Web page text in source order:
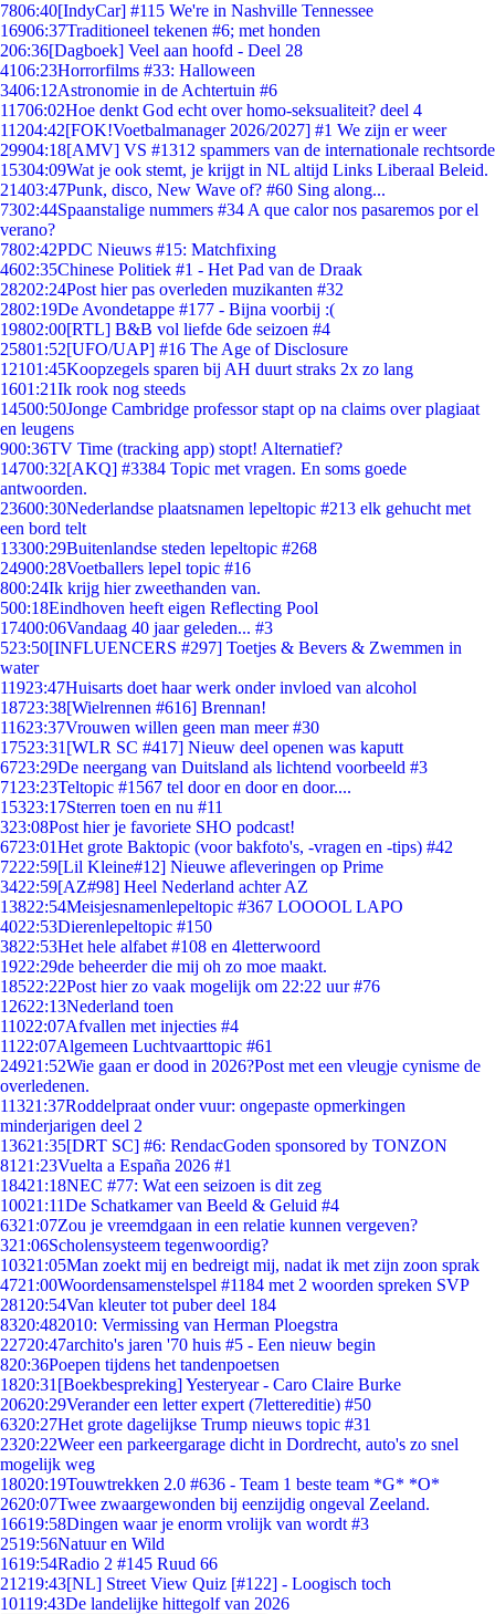
7806:40[IndyCar] #115 We're in Nashville Tennessee
16906:37Traditioneel tekenen #6; met honden
206:36[Dagboek] Veel aan hoofd - Deel 28
4106:23Horrorfilms #33: Halloween
3406:12Astronomie in de Achtertuin #6
11706:02Hoe denkt God echt over homo-seksualiteit? deel 4
11204:42[FOK!Voetbalmanager 2026/2027] #1 We zijn er weer
29904:18[AMV] VS #1312 spammers van de internationale rechtsorde
15304:09Wat je ook stemt, je krijgt in NL altijd Links Liberaal Beleid.
21403:47Punk, disco, New Wave of? #60 Sing along...
7302:44Spaanstalige nummers #34 A que calor nos pasaremos por el
verano?
7802:42PDC Nieuws #15: Matchfixing
4602:35Chinese Politiek #1 - Het Pad van de Draak
28202:24Post hier pas overleden muzikanten #32
2802:19De Avondetappe #177 - Bijna voorbij :(
19802:00[RTL] B&B vol liefde 6de seizoen #4
25801:52[UFO/UAP] #16 The Age of Disclosure
12101:45Koopzegels sparen bij AH duurt straks 2x zo lang
1601:21Ik rook nog steeds
14500:50Jonge Cambridge professor stapt op na claims over plagiaat
en leugens
900:36TV Time (tracking app) stopt! Alternatief?
14700:32[AKQ] #3384 Topic met vragen. En soms goede
antwoorden.
23600:30Nederlandse plaatsnamen lepeltopic #213 elk gehucht met
een bord telt
13300:29Buitenlandse steden lepeltopic #268
24900:28Voetballers lepel topic #16
800:24Ik krijg hier zweethanden van.
500:18Eindhoven heeft eigen Reflecting Pool
17400:06Vandaag 40 jaar geleden... #3
523:50[INFLUENCERS #297] Toetjes & Bevers & Zwemmen in
water
11923:47Huisarts doet haar werk onder invloed van alcohol
18723:38[Wielrennen #616] Brennan!
11623:37Vrouwen willen geen man meer #30
17523:31 [WLR SC #417] Nieuw deel openen was kaputt
6723:29De neergang van Duitsland als lichtend voorbeeld #3
71 23:23Teltopic #1567 tel door en door en door....
15323:17Sterren toen en nu #11
323:08Post hier je favoriete SHO podcast!
6723:01Het grote Baktopic (voor bakfoto's, -vragen en -tips) #42
7222:59[Lil Kleine#12] Nieuwe afleveringen op Prime
3422:59[AZ#98] Heel Nederland achter AZ
13822:54Meisjesnamenlepeltopic #367 LOOOOL LAPO
4022:53Dierenlepeltopic #150
3822:53Het hele alfabet #108 en 4letterwoord
1922:29de beheerder die mij oh zo moe maakt.
18522:22Post hier zo vaak mogelijk om 22:22 uur #76
12622:13Nederland toen
11022:07Afvallen met injecties #4
11 22:07Algemeen Luchtvaarttopic #61
24921:52Wie gaan er dood in 2026?Post met een vleugje cynisme de
overledenen.
11321:37Roddelpraat onder vuur: ongepaste opmerkingen
minderjarigen deel 2
13621:35[DRT SC] #6: RendacGoden sponsored by TONZON
81 21:23Vuelta a España 2026 #1
18421:18NEC #77: Wat een seizoen is dit zeg
10021:11De Schatkamer van Beeld & Geluid #4
6321:07Zou je vreemdgaan in een relatie kunnen vergeven?
321:06Scholensysteem tegenwoordig?
10321:05Man zoekt mij en bedreigt mij, nadat ik met zijn zoon sprak
4721:00Woordensamenstelspel #1184 met 2 woorden spreken SVP
281 20:54Van kleuter tot puber deel 184
8320:482010: Vermissing van Herman Ploegstra
22720:47archito's jaren '70 huis #5 - Een nieuw begin
820:36Poepen tijdens het tandenpoetsen
1820:31 [Boekbespreking] Yesteryear - Caro Claire Burke
20620:29Verander een letter expert (7lettereditie) #50
6320:27Het grote dagelijkse Trump nieuws topic #31
2320:22Weer een parkeergarage dicht in Dordrecht, auto's zo snel
mogelijk weg
18020:19Touwtrekken 2.0 #636 - Team 1 beste team *G* *O*
2620:07Twee zwaargewonden bij eenzijdig ongeval Zeeland.
16619:58Dingen waar je enorm vrolijk van wordt #3
2519:56Natuur en Wild
1619:54Radio 2 #145 Ruud 66
21219:43[NL] Street View Quiz [#122] - Loogisch toch
10119:43De landelijke hittegolf van 2026